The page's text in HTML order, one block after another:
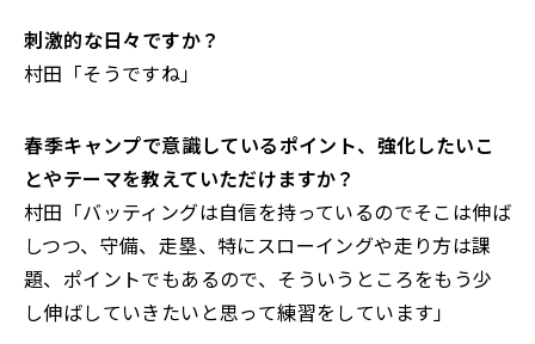
――刺激的な日々ですか？
村田「そうですね」
――春季キャンプで意識しているポイント、 強化したいこ
とやテーマを教えていただけますか？
村田「バッティングは自信を持っているのでそこは伸ば
しつつ、守備、 走塁、特にスローイングや走り方は課
題、 ポイントでもあるので、 そういうところをもう少
し伸ばしていきたいと思って練習をしています」